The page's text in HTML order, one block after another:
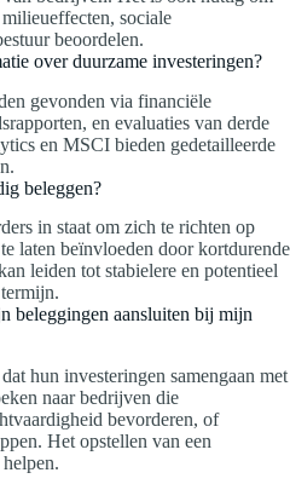
sociale
beoordelen.
over duurzame investeringen?
gevonden via financiële
en evaluaties van derde
en MSCI bieden gedetailleerde
beleggen?
in staat om zich te richten op
laten beïnvloeden door kortdurende
leiden tot stabielere en potentieel
beleggingen aansluiten bij mijn
hun investeringen samengaan met
naar bedrijven die
bevorderen, of
Het opstellen van een